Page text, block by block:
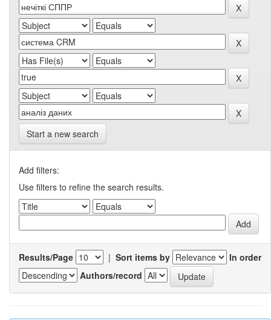
Start a new search
Add filters:
Use filters to refine the search results.
Results/Page | Sort items by
In order
Authors/record